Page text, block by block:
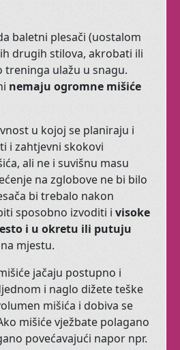
Tribal Fusion
sjevernoameričkih
indijanaca, pa i malo
Flamenca, dobijete Tribal
Fusion.
Mističniji, s naglašenom
kostimografijom, ne
može vas ostaviti
Kad Vam se koža naježi
dok plešete, znači da
zaista nešto dobro radite
za svoju dušu.
baletni plesači (uostalom
drugih stilova, akrobati ili
treninga ulažu u snagu.
nemaju ogromne mišiće
u kojoj se planiraju i
i zahtjevni skokovi
ali nei suvišnu masu
na zglobove ne bi bilo
bi trebalo nakon
sposobno izvoditi i visoke
i u okretu ili putuju
mjestu.
jačaju postupno i
i naglo dižete teške
mišića i dobiva se
mišiće vježbate polagano
povećavajući napor npr.